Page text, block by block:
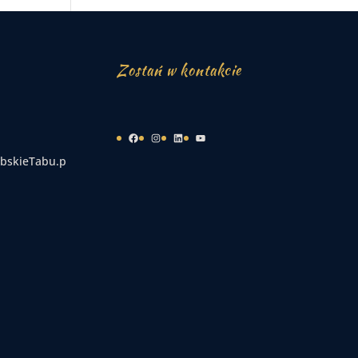
Zostań w kontakcie
Facebook
Instagram
LinkedInYouTube